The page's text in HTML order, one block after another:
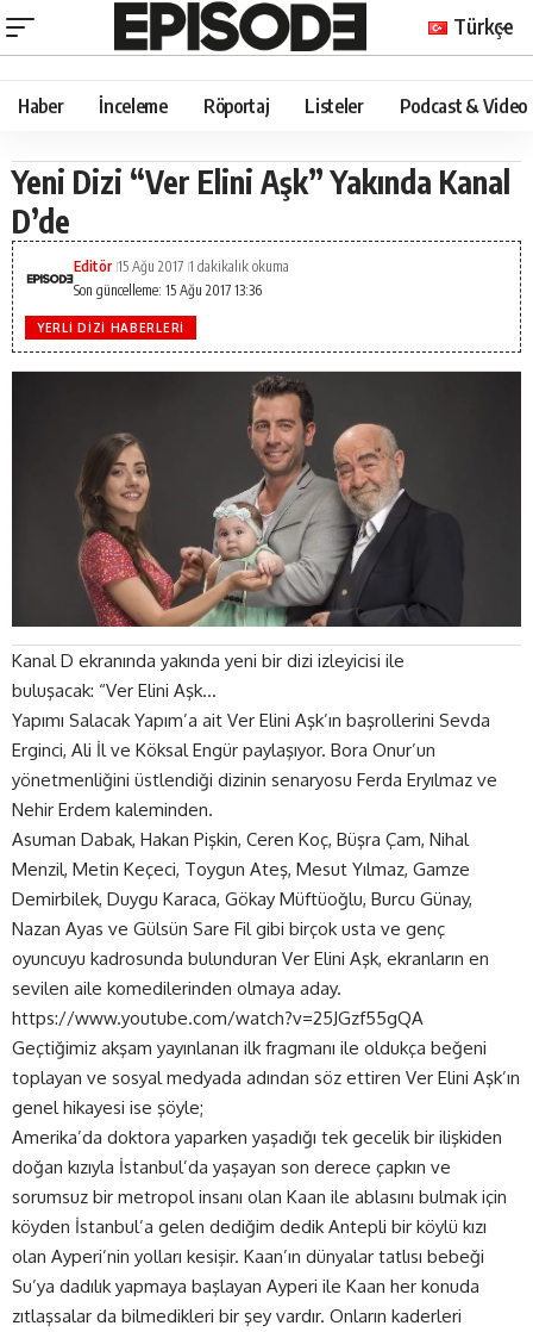
Türkçe
Haber İnceleme Röportaj Listeler Podcast & Video
Yeni Dizi “Ver Elini Aşk” Yakında Kanal
D’de
Son güncelleme: 15 Ağu 2017 13:36
Editör 15 Ağu 2017 1 dakikalık okuma
YERLI DIZI HABERLERI
Kanal D ekranında yakında yeni bir dizi izleyicisi ile
buluşacak: “Ver Elini Aşk…
Yapımı Salacak Yapım’a ait Ver Elini Aşk’ın başrollerini Sevda
Erginci, Ali İl ve Köksal Engür paylaşıyor. Bora Onur’un
yönetmenliğini üstlendiği dizinin senaryosu Ferda Eryılmaz ve
Nehir Erdem kaleminden.
Asuman Dabak, Hakan Pişkin, Ceren Koç, Büşra Çam, Nihal
Menzil, Metin Keçeci, Toygun Ateş, Mesut Yılmaz, Gamze
Demirbilek, Duygu Karaca, Gökay Müftüoğlu, Burcu Günay,
Nazan Ayas ve Gülsün Sare Fil gibi birçok usta ve genç
oyuncuyu kadrosunda bulunduran Ver Elini Aşk, ekranların en
sevilen aile komedilerinden olmaya aday.
https://www.youtube.com/watch?v=25JGzf55gQA
Geçtiğimiz akşam yayınlanan ilk fragmanı ile oldukça beğeni
toplayan ve sosyal medyada adından söz ettiren Ver Elini Aşk’ın
genel hikayesi ise şöyle;
Amerika’da doktora yaparken yaşadığı tek gecelik bir ilişkiden
doğan kızıyla İstanbul’da yaşayan son derece çapkın ve
sorumsuz bir metropol insanı olan Kaan ile ablasını bulmak için
köyden İstanbul’a gelen dediğim dedik Antepli bir köylü kızı
olan Ayperi’nin yolları kesişir. Kaan’ın dünyalar tatlısı bebeği
Su’ya dadılık yapmaya başlayan Ayperi ile Kaan her konuda
zıtlaşsalar da bilmedikleri bir şey vardır. Onların kaderleri